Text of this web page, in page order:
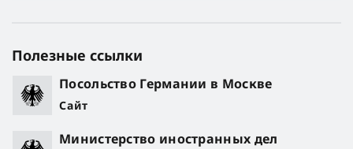
Полезные ссылки
Посольство Германии в Москве
Сайт
Министерство иностранных дел